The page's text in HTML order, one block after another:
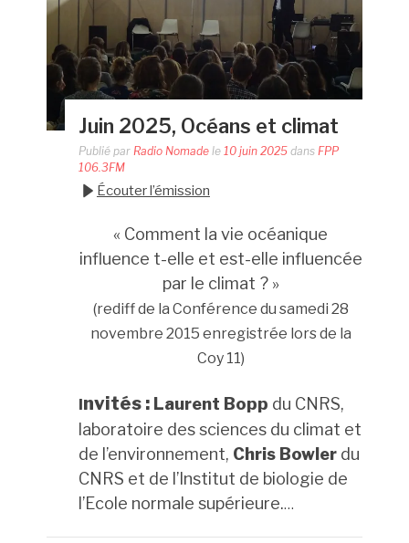
Juin 2025, Océans et climat
Publié par Radio Nomadele 10 juin 2025dans FPP
106.3FM
Écouter l’émission
« Comment la vie océanique
influence t-elle et est-elle influencée
par le climat ? »
(rediff de la Conférence du samedi 28
novembre 2015 enregistrée lors de la
Coy 11)
nvités: Laurent Bopp du CNRS,
laboratoire des sciences du climat et
de l’environnement, Chris Bowlerdu
CNRS et de l’Institut de biologie de
l’Ecole normale supérieure.…